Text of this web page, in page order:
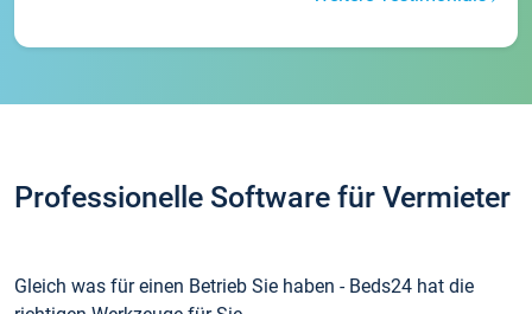
Professionelle Software für Vermieter
Gleich was für einen Betrieb Sie haben - Beds24 hat die